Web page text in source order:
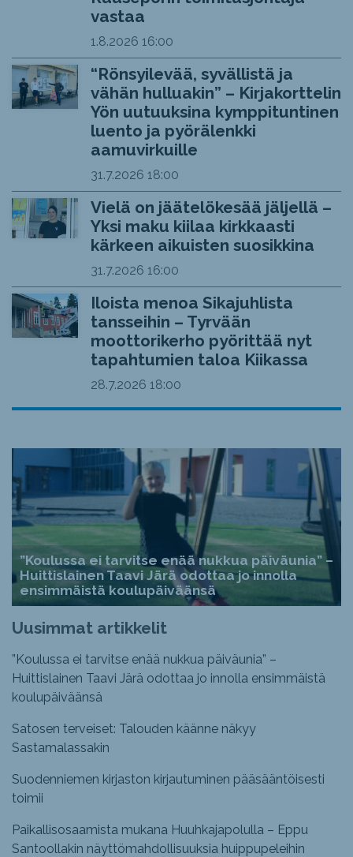
vastaa
1.8.2026 16:00
“Rönsyilevää, syvällistä ja
vähän hulluakin” – Kirjakorttelin
Yön uutuuksina kymppituntinen
luento ja pyörälenkki
aamuvirkuille
31.7.2026 18:00
Vielä on jäätelökesää jäljellä –
Yksi maku kiilaa kirkkaasti
kärkeen aikuisten suosikkina
31.7.2026 16:00
Iloista menoa Sikajuhlista
tansseihin – Tyrvään
moottorikerho pyörittää nyt
tapahtumien taloa Kiikassa
28.7.2026 18:00
”Koulussa ei tarvitse enää nukkua päiväunia” –
Huittislainen Taavi Järä odottaa jo innolla
ensimmäistä koulupäiväänsä
Uusimmat artikkelit
”Koulussa ei tarvitse enää nukkua päiväunia” –
Huittislainen Taavi Järä odottaa jo innolla ensimmäistä
koulupäiväänsä
Satosen terveiset: Talouden käänne näkyy
Sastamalassakin
Suodenniemen kirjaston kirjautuminen pääsääntöisesti
toimii
Paikallisosaamista mukana Huuhkajapolulla – Eppu
Santoollakin näyttömahdollisuuksia huippupeleihin